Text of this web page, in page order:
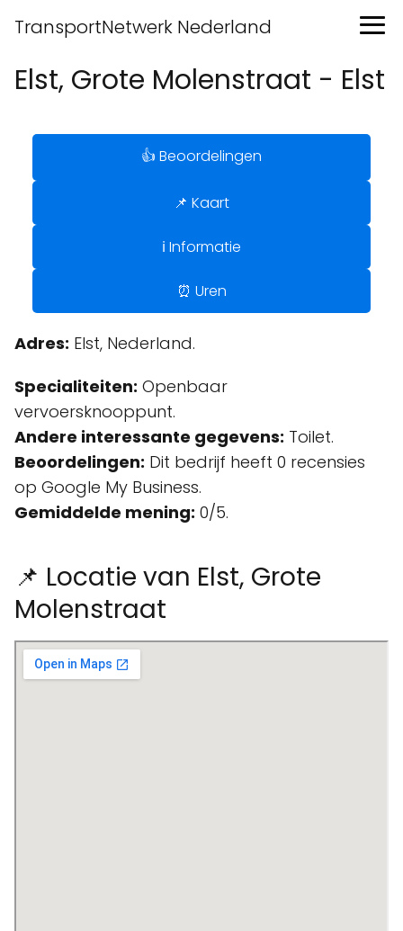
TransportNetwerk Nederland
Elst, Grote Molenstraat - Elst
👍 Beoordelingen
📌 Kaart
ℹ️ Informatie
⏰ Uren
Adres: Elst, Nederland.
Specialiteiten: Openbaar
vervoersknooppunt.
Andere interessante gegevens: Toilet.
Beoordelingen: Dit bedrijf heeft 0 recensies
op Google My Business.
Gemiddelde mening: 0/5.
📌 Locatie van Elst, Grote
Molenstraat